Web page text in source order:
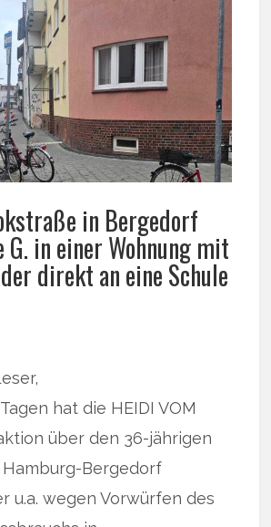
in Bergedorf
G. in einer Wohnung mit
direkt an eine Schule
hat die HEIDI VOM
über den 36-jährigen
Hamburg-Bergedorf
u.a. wegen Vorwürfen des